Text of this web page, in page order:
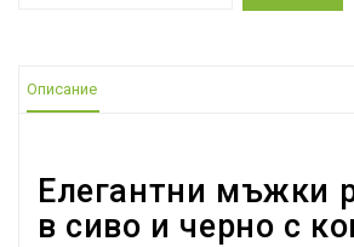
Описание
Елегантни мъжки
в сиво и черно с